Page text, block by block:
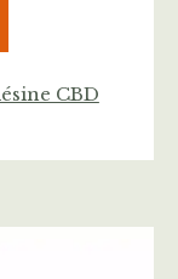
CBD